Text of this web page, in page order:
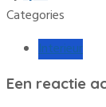
Categories
Interieur
Een reactie